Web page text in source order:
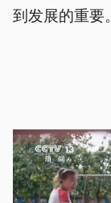
到发展的重要。